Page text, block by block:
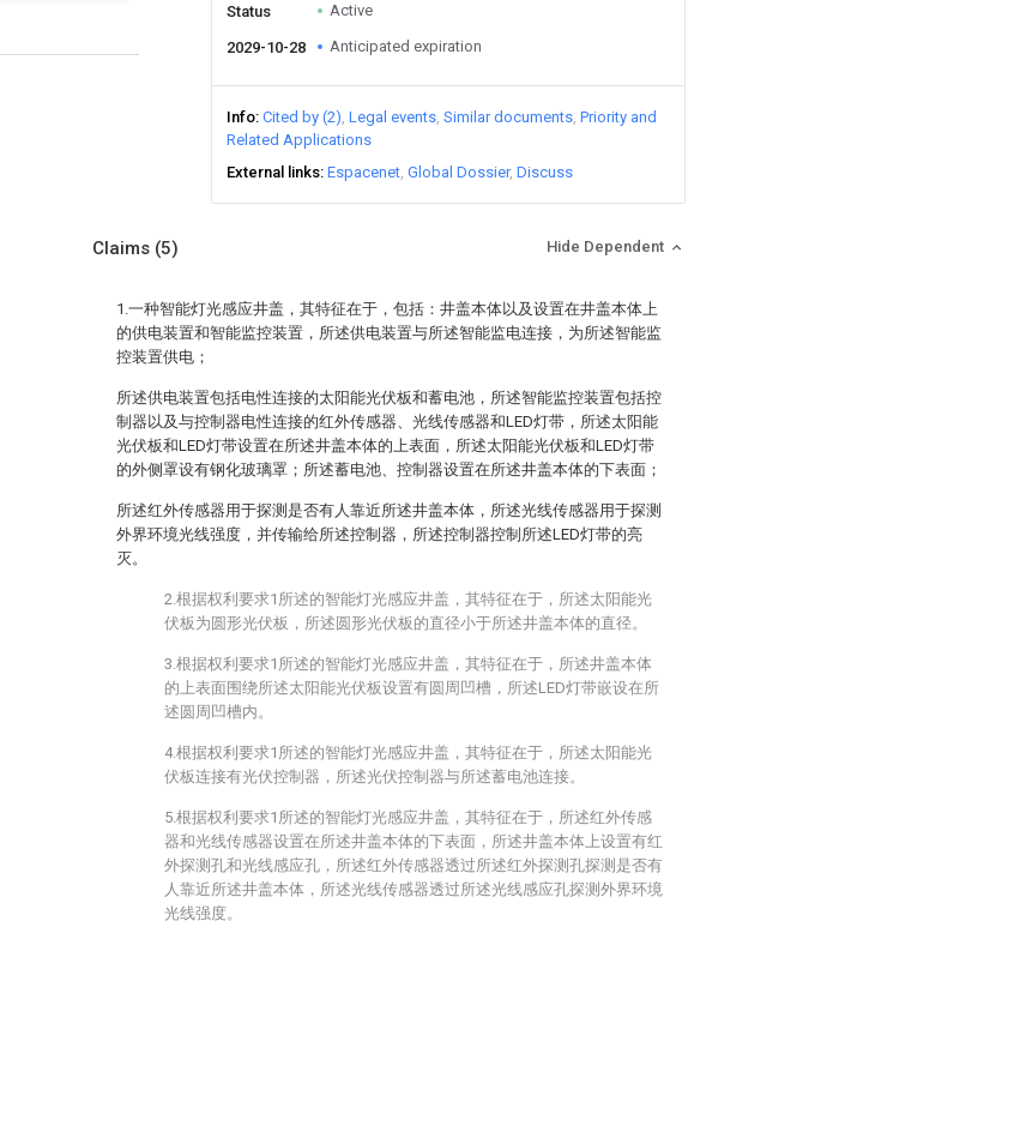
Status Active
2029-10-28 Anticipated expiration
Info Cited by (2) Legal events Similar documents Priority and
Related Applications
External links Espacenet Global Dossier Discuss
Claims (5) Hide Dependent
1.一种智能灯光感应井盖，其特征在于，包括：井盖本体以及设置在井盖本体上
的供电装置和智能监控装置，所述供电装置与所述智能监电连接，为所述智能监
控装置供电；
所述供电装置包括电性连接的太阳能光伏板和蓄电池，所述智能监控装置包括控
制器以及与控制器电性连接的红外传感器、光线传感器和LED灯带，所述太阳能
光伏板和LED灯带设置在所述井盖本体的上表面，所述太阳能光伏板和LED灯带
的外侧罩设有钢化玻璃罩；所述蓄电池、控制器设置在所述井盖本体的下表面；
所述红外传感器用于探测是否有人靠近所述井盖本体，所述光线传感器用于探测
外界环境光线强度，并传输给所述控制器，所述控制器控制所述LED灯带的亮
灭。
2.根据权利要求1所述的智能灯光感应井盖，其特征在于，所述太阳能光
伏板为圆形光伏板，所述圆形光伏板的直径小于所述井盖本体的直径。
3.根据权利要求1所述的智能灯光感应井盖，其特征在于，所述井盖本体
的上表面围绕所述太阳能光伏板设置有圆周凹槽，所述LED灯带嵌设在所
述圆周凹槽内。
4.根据权利要求1所述的智能灯光感应井盖，其特征在于，所述太阳能光
伏板连接有光伏控制器，所述光伏控制器与所述蓄电池连接。
5.根据权利要求1所述的智能灯光感应井盖，其特征在于，所述红外传感
器和光线传感器设置在所述井盖本体的下表面，所述井盖本体上设置有红
外探测孔和光线感应孔，所述红外传感器透过所述红外探测孔探测是否有
人靠近所述井盖本体，所述光线传感器透过所述光线感应孔探测外界环境
光线强度。